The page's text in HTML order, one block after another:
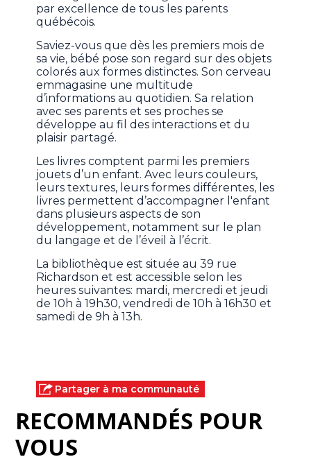
par excellence de tous les parents
québécois.
Saviez-vous que dès les premiers mois de
sa vie, bébé pose son regard sur des objets
colorés aux formes distinctes. Son cerveau
emmagasine une multitude
d’informations au quotidien. Sa relation
avec ses parents et ses proches se
développe au fil des interactions et du
plaisir partagé.
Les livres comptent parmi les premiers
jouets d’un enfant. Avec leurs couleurs,
leurs textures, leurs formes différentes, les
livres permettent d’accompagner l'enfant
dans plusieurs aspects de son
développement, notamment sur le plan
du langage et de l’éveil à l’écrit.
La bibliothèque est située au 39 rue
Richardson et est accessible selon les
heures suivantes: mardi, mercredi et jeudi
de 10h à 19h30, vendredi de 10h à 16h30 et
samedi de 9h à 13h.
Partager à ma communauté
RECOMMANDÉS POUR
VOUS